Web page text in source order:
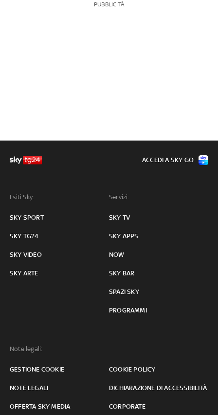
PUBBLICITÀ
I siti Sky:
SKY SPORT
SKY TG24
SKY VIDEO
SKY ARTE
Servizi:
SKY TV
SKY APPS
NOW
SKY BAR
SPAZI SKY
PROGRAMMI
Note legali:
GESTIONE COOKIE COOKIE POLICY
NOTE LEGALI DICHIARAZIONE DI ACCESSIBILITÀ
OFFERTA SKY MEDIA CORPORATE
ACCEDI A SKY GO